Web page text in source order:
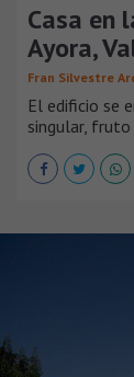
Casa en
Ayora,
Fran Silvestre
El edificio se
singular,